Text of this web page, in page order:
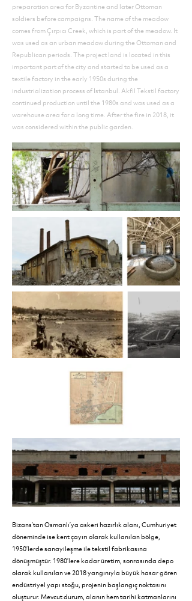
preparation area for Byzantine and later Ottoman
soldiers before campaigns. The name of the meadow
comes from Çırpıcı Creek, which is part of the meadow. It
was used as an urban meadow during the Ottoman and
Republican periods. The project land is located in this
important part of the city and started to be used as a
textile factory in the early 1950s during the
industrialization process of Istanbul. Akfil Tekstil factory
continued production until the 1980s and was used as a
warehouse area for a long time. After the fire in 2018, it
was considered within the public garden.
Bizans’tan Osmanlı’ya askeri hazırlık alanı, Cumhuriyet
döneminde ise kent çayırı olarak kullanılan bölge,
1950’lerde sanayileşme ile tekstil fabrikasına
dönüşmüştür. 1980’lere kadar üretim, sonrasında depo
olarak kullanılan ve 2018 yangınıyla büyük hasar gören
endüstriyel yapı stoğu, projenin başlangıç noktasını
oluşturur. Mevcut durum, alanın hem tarihi katmanlarını